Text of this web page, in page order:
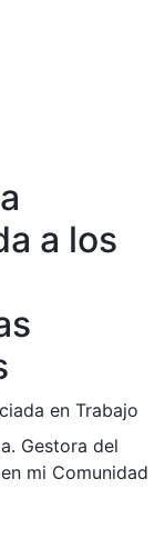
a los
en Trabajo
Gestora del
mi Comunidad